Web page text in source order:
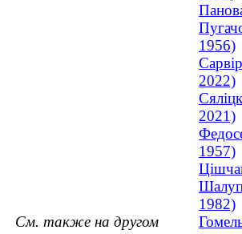
1956)
2022)
2021)
1957)
1982)
См. также на другом